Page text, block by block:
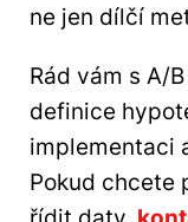
ne jen dílčí
Rád vám s A/
definice
implementaci
Pokud chcete